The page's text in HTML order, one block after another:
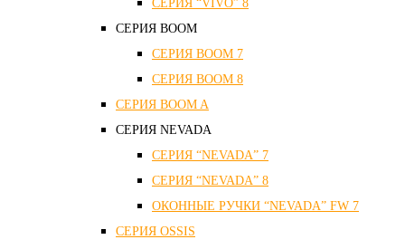
СЕРИЯ “VIVO” 8
СЕРИЯ ВOOM
СЕРИЯ ВOOM 7
СЕРИЯ ВOOM 8
СЕРИЯ ВOOM A
СЕРИЯ NEVADA
СЕРИЯ “NEVADA” 7
СЕРИЯ “NEVADA” 8
ОКОННЫЕ РУЧКИ “NEVADA” FW 7
СЕРИЯ OSSIS